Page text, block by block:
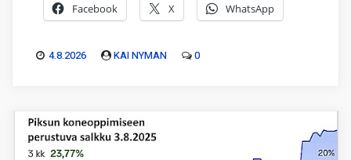
Facebook X WhatsApp
4.8.2026 KAI NYMAN 0